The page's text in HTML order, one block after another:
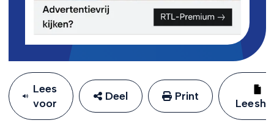
Lees
voor
Deel Print